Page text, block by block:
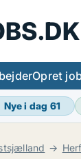
Opret
Nye i dag 61